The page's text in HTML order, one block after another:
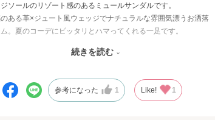
ソールのリゾート感のあるミュールサンダルです。
ある革×ジュート風ウェッジでナチュラルな雰囲気漂うお洒落
。夏のコーデにピッタリとハマってくれる一足です。
な履きあたりです。
続きを読む
参考になった 1 Like! 1